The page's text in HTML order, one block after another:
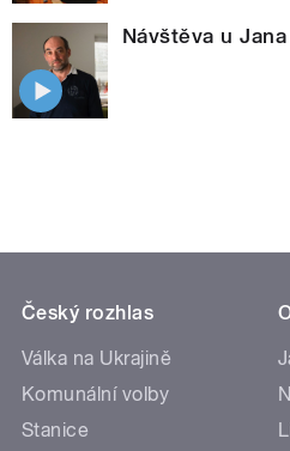
Návštěva u
Český rozhlas
Válka na Ukrajině
Komunální volby
Stanice